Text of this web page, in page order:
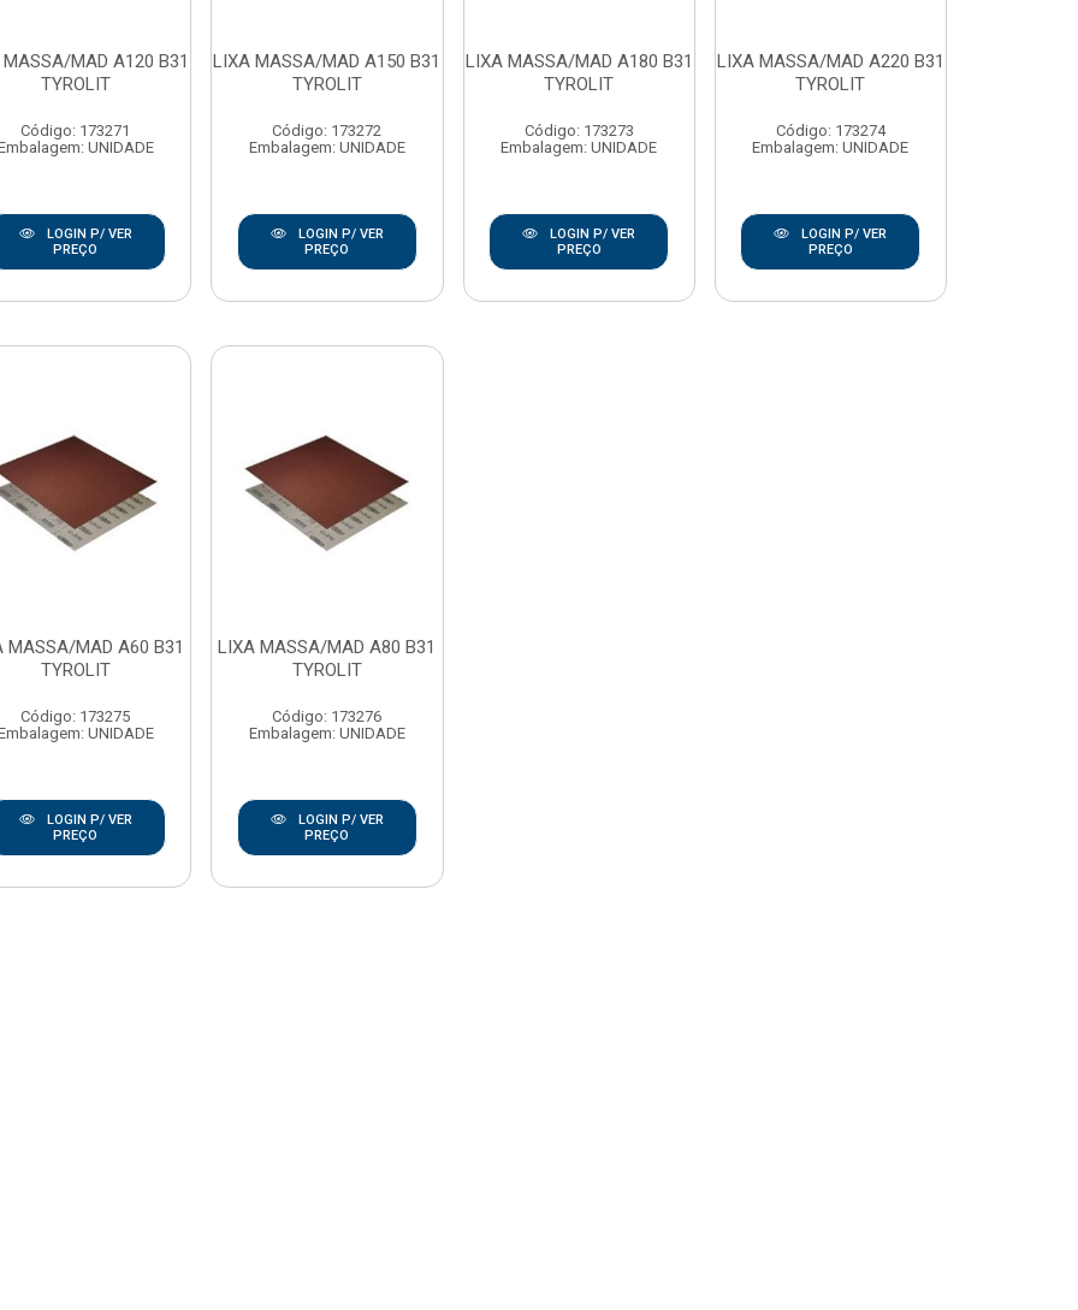
MAD A120 B31
TYROLIT
Código: 173271
UNIDADE
LOGIN P/ VER
PREÇO
LIXA MASSA/MAD A150 B31
TYROLIT
Código: 173272
Embalagem: UNIDADE
LOGIN P/ VER
PREÇO
LIXA MASSA/MAD A180 B31
TYROLIT
Código: 173273
Embalagem: UNIDADE
LOGIN P/ VER
PREÇO
LIXA MASSA/MAD A220 B31
TYROLIT
Código: 173274
Embalagem: UNIDADE
LOGIN P/ VER
PREÇO
MASSA/MAD A60 B31
TYROLIT
Código: 173275
UNIDADE
LOGIN P/ VER
PREÇO
LIXA MASSA/MAD A80 B31
TYROLIT
Código: 173276
Embalagem: UNIDADE
LOGIN P/ VER
PREÇO